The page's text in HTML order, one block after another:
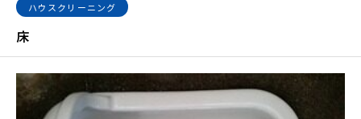
ハウスクリーニング
床